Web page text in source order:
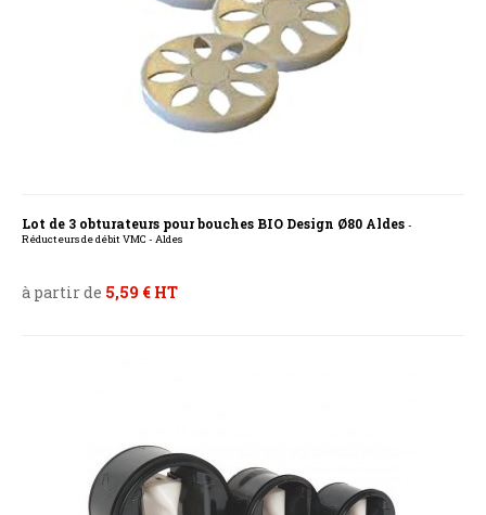
Lot de 3 obturateurs pour bouches BIO Design Ø80 Aldes -
Réducteurs de débit VMC - Aldes
à partir de 5,59 € HT